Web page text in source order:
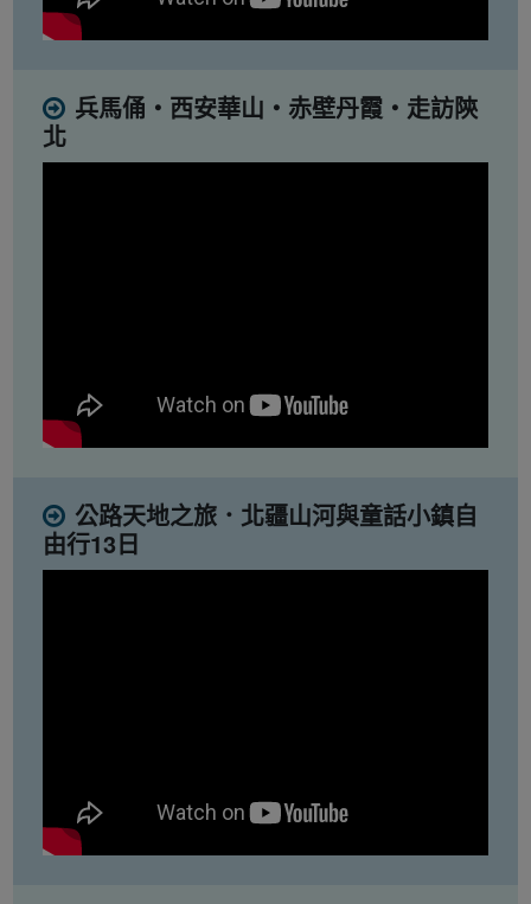
兵馬俑・西安華山・赤壁丹霞・走訪陝
北
公路天地之旅．北疆山河與童話小鎮自
由行13日